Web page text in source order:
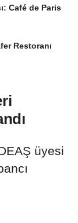
Café de Paris
Restoranı
üyesi